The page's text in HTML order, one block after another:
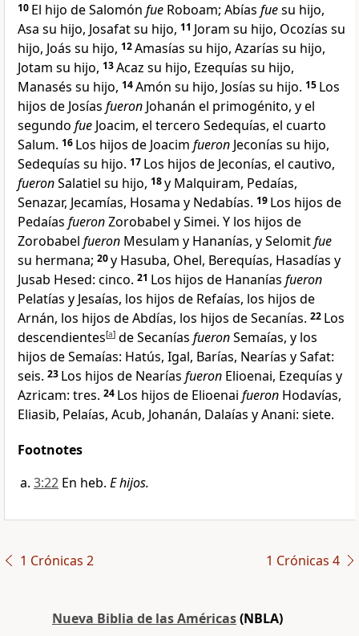
10 El hijo de Salomón fue Roboam; Abías fuesu hijo,
Asa su hijo, Josafat su hijo, 11 Joram su hijo, Ocozías su
hijo, Joás su hijo, 12Amasías su hijo, Azarías su hijo,
Jotam su hijo, 13Acaz su hijo, Ezequías su hijo,
Manasés su hijo, 14Amón su hijo, Josías su hijo. 15 Los
hijos de Josías fueron Johanán el primogénito, y el
segundo fue Joacim, el tercero Sedequías, el cuarto
Salum. 16 Los hijos de Joacim fueron Jeconías su hijo,
Sedequías su hijo. 17 Los hijos de Jeconías, el cautivo,
fueronSalatiel su hijo, 18y Malquiram, Pedaías,
Senazar, Jecamías, Hosama y Nedabías. 19 Los hijos de
Pedaías fueronZorobabel y Simei. Y los hijos de
Zorobabel fueron Mesulam y Hananías, y Selomitfue
su hermana; 20y Hasuba, Ohel, Berequías, Hasadías y
Jusab Hesed: cinco. 21 Los hijos de Hananías fueron
Pelatías y Jesaías, los hijos de Refaías, los hijos de
Arnán, los hijos de Abdías, los hijos de Secanías. 22 Los
descendientes[a] de Secanías fueronSemaías, y los
hijos de Semaías: Hatús, Igal, Barías, Nearías y Safat:
seis. 23 Los hijos de Nearías fueron Elioenai, Ezequías y
Azricam: tres. 24 Los hijos de Elioenai fueron Hodavías,
Eliasib, Pelaías, Acub, Johanán, Dalaías y Anani: siete.
Footnotes
3:22 En heb. E hijos.
1 Crónicas 2 1 Crónicas 4
Nueva Biblia de las Américas(NBLA)